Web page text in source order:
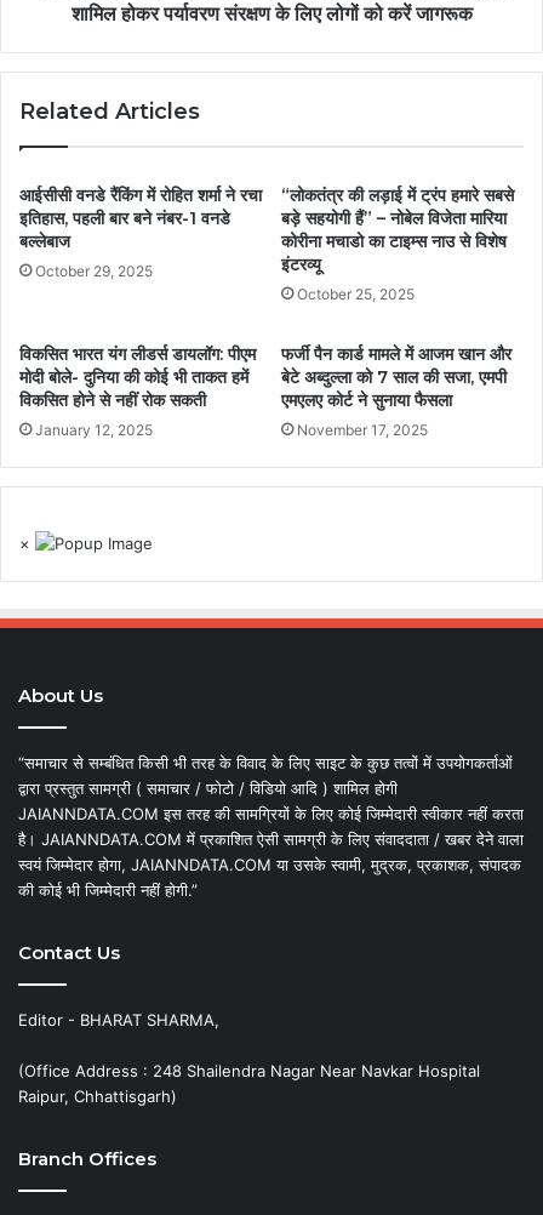
शामिल होकर पर्यावरण संरक्षण के लिए लोगों को करें जागरूक
Related Articles
आईसीसी वनडे रैंकिंग में रोहित शर्मा ने रचा
इतिहास, पहली बार बने नंबर-1 वनडे
बल्लेबाज
October 29, 2025
“लोकतंत्र की लड़ाई में ट्रंप हमारे सबसे
बड़े सहयोगी हैं” – नोबेल विजेता मारिया
कोरीना मचाडो का टाइम्स नाउ से विशेष
इंटरव्यू
October 25, 2025
विकसित भारत यंग लीडर्स डायलॉग: पीएम
मोदी बोले- दुनिया की कोई भी ताकत हमें
विकसित होने से नहीं रोक सकती
January 12, 2025
फर्जी पैन कार्ड मामले में आजम खान और
बेटे अब्दुल्ला को 7 साल की सजा, एमपी
एमएलए कोर्ट ने सुनाया फैसला
November 17, 2025
×
About Us
“समाचार से सम्बंधित किसी भी तरह के विवाद के लिए साइट के कुछ तत्वों में उपयोगकर्ताओं
द्वारा प्रस्तुत सामग्री ( समाचार / फोटो / विडियो आदि ) शामिल होगी
JAIANNDATA.COM इस तरह की सामग्रियों के लिए कोई जिम्मेदारी स्वीकार नहीं करता
है। JAIANNDATA.COM में प्रकाशित ऐसी सामग्री के लिए संवाददाता / खबर देने वाला
स्वयं जिम्मेदार होगा, JAIANNDATA.COM या उसके स्वामी, मुद्रक, प्रकाशक, संपादक
की कोई भी जिम्मेदारी नहीं होगी.”
Contact Us
Editor - BHARAT SHARMA,
(Office Address : 248 Shailendra Nagar Near Navkar Hospital
Raipur, Chhattisgarh)
Branch Offices